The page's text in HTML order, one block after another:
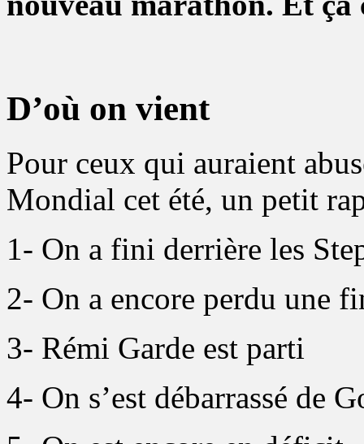
D’où on vient
Pour ceux qui auraient
Mondial cet été, un petit
1- On a fini derrière les
2- On a encore perdu une
3- Rémi Garde est parti
4- On s’est débarrassé de